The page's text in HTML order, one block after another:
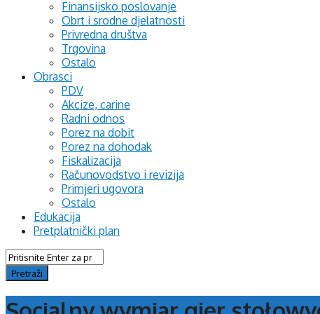
Finansijsko poslovanje
Obrt i srodne djelatnosti
Privredna društva
Trgovina
Ostalo
Obrasci
PDV
Akcize, carine
Radni odnos
Porez na dobit
Porez na dohodak
Fiskalizacija
Računovodstvo i revizija
Primjeri ugovora
Ostalo
Edukacija
Pretplatnički plan